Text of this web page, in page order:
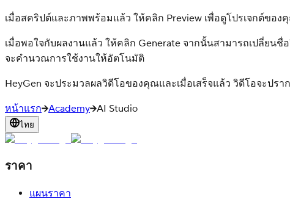
เมื่อสคริปต์และภาพพร้อมแล้ว ให้คลิก Preview เพื่อดูโปรเจกต์ของ
เมื่อพอใจกับผลงานแล้ว ให้คลิก Generate จากนั้นสามารถเปลี่ยนชื่
จะคำนวณการใช้งานให้อัตโนมัติ
HeyGen จะประมวลผลวิดีโอของคุณและเมื่อเสร็จแล้ว วิดีโอจะป
หน้าแรก Academy AI Studio
ไทย
ราคา
แผนราคา